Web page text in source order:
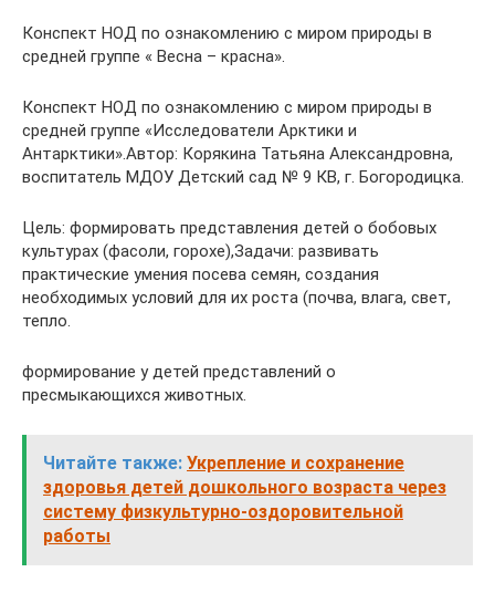
Конспект НОД по ознакомлению с миром природы в
средней группе « Весна – красна».
Конспект НОД по ознакомлению с миром природы в
средней группе «Исследователи Арктики и
Антарктики».Автор: Корякина Татьяна Александровна,
воспитатель МДОУ Детский сад № 9 КВ, г. Богородицка.
Цель: формировать представления детей о бобовых
культурах (фасоли, горохе),Задачи: развивать
практические умения посева семян, создания
необходимых условий для их роста (почва, влага, свет,
тепло.
формирование у детей представлений о
пресмыкающихся животных.
Читайте также: Укрепление и сохранение
здоровья детей дошкольного возраста через
систему физкультурно-оздоровительной
работы